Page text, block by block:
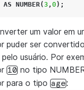
AS NUMBER(3 , 0 );
um valor em
puder ser
usuário. Por
10 no tipo
para o tipo age: